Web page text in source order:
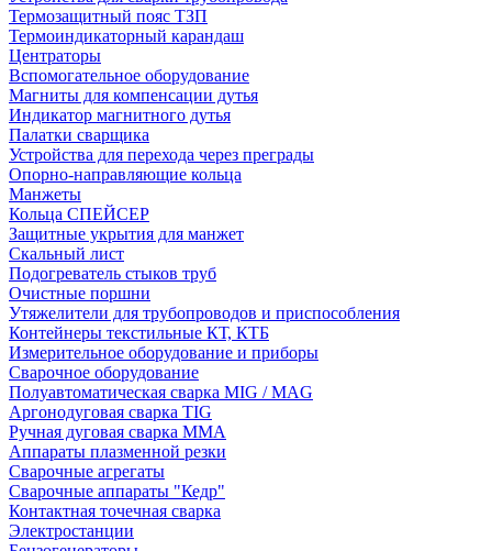
Термозащитный пояс ТЗП
Термоиндикаторный карандаш
Центраторы
Вспомогательное оборудование
Магниты для компенсации дутья
Индикатор магнитного дутья
Палатки сварщика
Устройства для перехода через преграды
Опорно-направляющие кольца
Манжеты
Кольца СПЕЙСЕР
Защитные укрытия для манжет
Скальный лист
Подогреватель стыков труб
Очистные поршни
Утяжелители для трубопроводов и приспособления
Контейнеры текстильные КТ, КТБ
Измерительное оборудование и приборы
Сварочное оборудование
Полуавтоматическая сварка MIG / MAG
Аргонодуговая сварка TIG
Ручная дуговая сварка ММА
Аппараты плазменной резки
Сварочные агрегаты
Сварочные аппараты "Кедр"
Контактная точечная сварка
Электростанции